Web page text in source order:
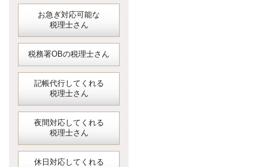
お急ぎ対応可能な
税理士さん
税務署OBの税理士さん
記帳代行してくれる
税理士さん
夜間対応してくれる
税理士さん
休日対応してくれる